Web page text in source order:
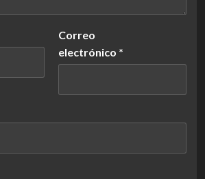
Correo
electrónico *